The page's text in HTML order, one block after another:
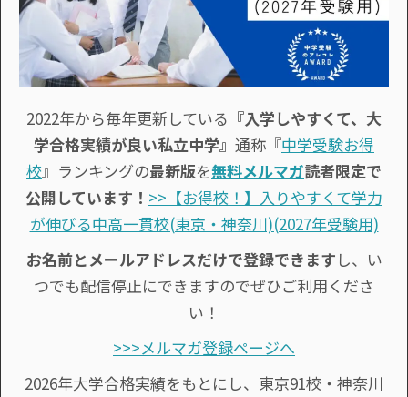
2022年から毎年更新している 『入学しやすくて、大
学合格実績が良い私立中学』 通称『中学受験お得
校』ランキングの最新版を無料メルマガ読者限定で
公開しています！ >>【お得校！】入りやすくて学力
が伸びる中高一貫校(東京・神奈川)(2027年受験用)
お名前とメールアドレスだけで登録できます し、い
つでも配信停止にできますのでぜひご利用くださ
い！
>>>メルマガ登録ページへ
2026年大学合格実績をもとにし、東京91校・神奈川